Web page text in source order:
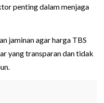
penting dalam menjaga
jaminan agar harga TBS
yang transparan dan tidak